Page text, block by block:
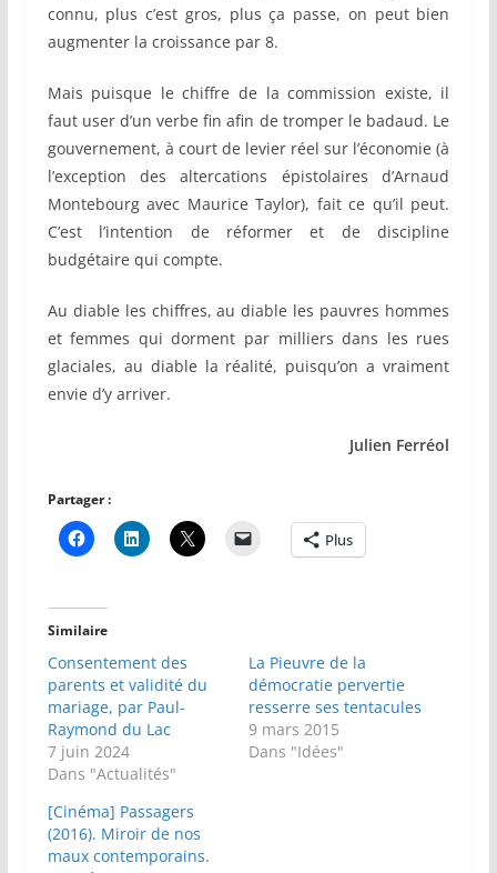
connu, plus c’est gros, plus ça passe, on peut bien
augmenter la croissance par 8.
Mais puisque le chiffre de la commission existe, il
faut user d’un verbe fin afin de tromper le badaud. Le
gouvernement, à court de levier réel sur l’économie (à
l’exception des altercations épistolaires d’Arnaud
Montebourg avec Maurice Taylor), fait ce qu’il peut.
C’est l’intention de réformer et de discipline
budgétaire qui compte.
Au diable les chiffres, au diable les pauvres hommes
et femmes qui dorment par milliers dans les rues
glaciales, au diable la réalité, puisqu’on a vraiment
envie d’y arriver.
Julien Ferréol
Partager :
Plus
Similaire
Consentement des
parents et validité du
mariage, par Paul-
Raymond du Lac
7 juin 2024
Dans "Actualités"
La Pieuvre de la
démocratie pervertie
resserre ses tentacules
9 mars 2015
Dans "Idées"
[Cinéma] Passagers
(2016). Miroir de nos
maux contemporains.